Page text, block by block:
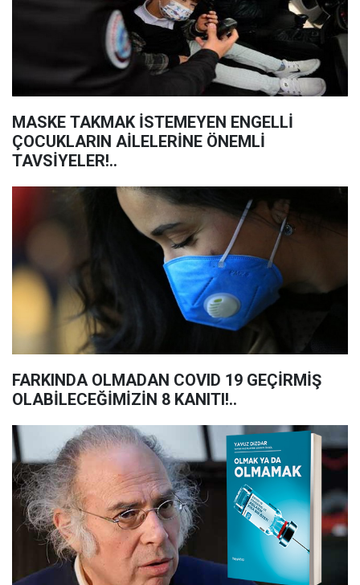
MASKE TAKMAK İSTEMEYEN ENGELLİ
ÇOCUKLARIN AİLELERİNE ÖNEMLİ
TAVSİYELER!..
FARKINDA OLMADAN COVID 19 GEÇİRMİŞ
OLABİLECEĞİMİZİN 8 KANITI!..